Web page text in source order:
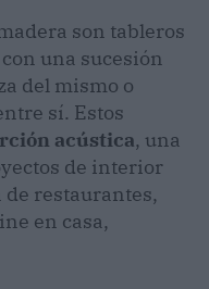
son tableros
una sucesión
del mismo o
sí. Estos
acústica, una
de interior
de restaurantes,
en casa,